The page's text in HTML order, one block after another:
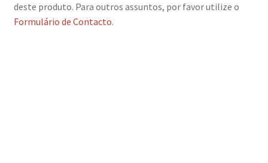
deste produto. Para outros assuntos, por favor utilize o
Formulário de Contacto.